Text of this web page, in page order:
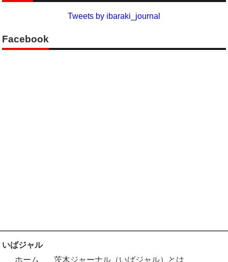
Tweets by ibaraki_journal
Facebook
いばジャル
ホーム
茨木ジャーナル（いばジャル）とは